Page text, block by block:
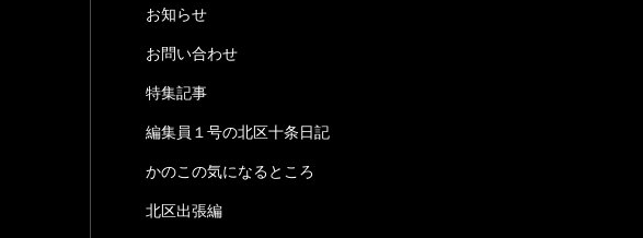
お知らせ
お問い合わせ
特集記事
編集員１号の北区十条日記
かのこの気になるところ
北区出張編